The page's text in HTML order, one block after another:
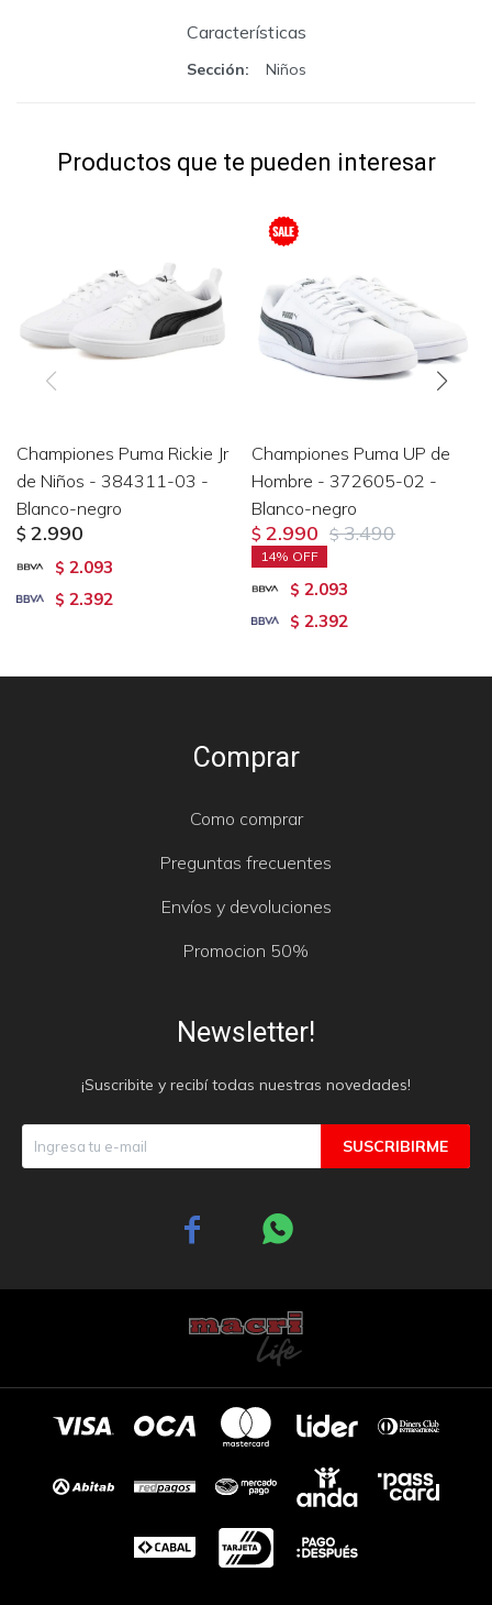
Características
Sección Niños
Productos que te pueden interesar
Championes Puma Rickie Jr
de Niños - 384311-03 -
Blanco-negro
$ 2.990
$ 2.093
$ 2.392
Championes Puma UP de
Hombre - 372605-02 -
Blanco-negro
$ 2.990 $ 3.490
14
$ 2.093
$ 2.392
Comprar
Como comprar
Preguntas frecuentes
Envíos y devoluciones
Promocion 50%
Newsletter!
¡Suscribite y recibí todas nuestras novedades!
SUSCRIBIRME
 